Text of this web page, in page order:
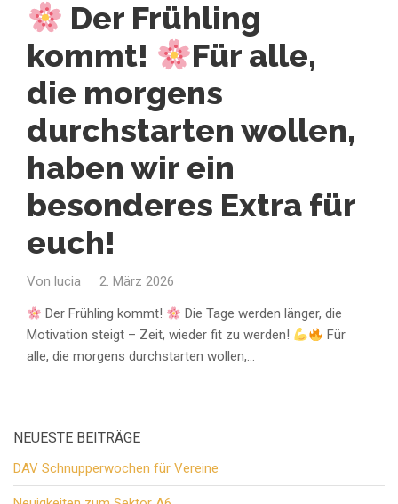
Der Frühling
kommt!
Für alle,
die morgens
durchstarten wollen,
haben wir ein
besonderes Extra für
euch!
Von lucia
2. März 2026
Der Frühling kommt!
Die Tage werden länger, die
Motivation steigt – Zeit, wieder fit zu werden!
Für
alle, die morgens durchstarten wollen,…
NEUESTE BEITRÄGE
DAV Schnupperwochen für Vereine